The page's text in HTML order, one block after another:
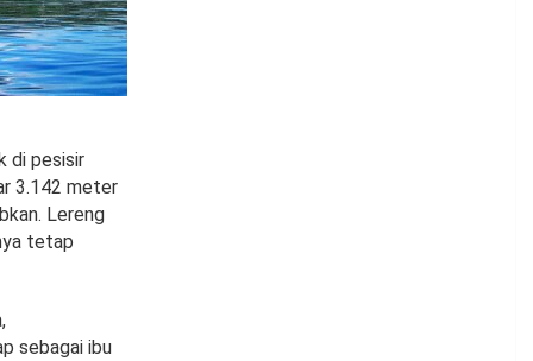
di pesisir
3.142 meter
Lereng
tetap
sebagai ibu